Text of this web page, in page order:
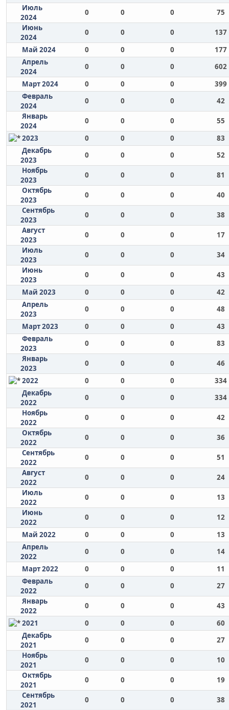
Июль
2024
0 0 0
75
Июнь
2024
0 0 0
137
Май 2024
0 0 0
177
Апрель
2024
0 0 0
602
Март 2024
0 0 0
399
Февраль
2024
0 0 0
42
Январь
2024
0 0 0
55
2023
0 0 0
83
Декабрь
2023
0 0 0
52
Ноябрь
2023
0 0 0
81
Октябрь
2023
0 0 0
40
Сентябрь
2023
0 0 0
38
Август
2023
0 0 0
17
Июль
2023
0 0 0
34
Июнь
2023
0 0 0
43
Май 2023
0 0 0
42
Апрель
2023
0 0 0
48
Март 2023
0 0 0
43
Февраль
2023
0 0 0
83
Январь
2023
0 0 0
46
2022
0 0 0
334
Декабрь
2022
0 0 0
334
Ноябрь
2022
0 0 0
42
Октябрь
2022
0 0 0
36
Сентябрь
2022
0 0 0
51
Август
2022
0 0 0
24
Июль
2022
0 0 0
13
Июнь
2022
0 0 0
12
Май 2022
0 0 0
13
Апрель
2022
0 0 0
14
Март 2022
0 0 0
11
Февраль
2022
0 0 0
27
Январь
2022
0 0 0
43
2021
0 0 0
60
Декабрь
2021
0 0 0
27
Ноябрь
2021
0 0 0
10
Октябрь
2021
0 0 0
19
Сентябрь
2021
0 0 0
38